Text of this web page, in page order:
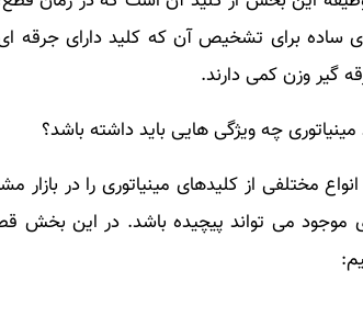
ساده برای تشخیص آن که کلید دارای جرقه
گیر وزن کمی دارند.
چه ویژگی هایی باید داشته باشد؟
انواع مختلفی از کلیدهای مینیاتوری را در
موجود می تواند پیچیده باشد. در این بخش